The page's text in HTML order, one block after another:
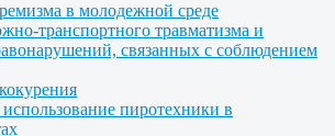
в молодежной среде
транспортного травматизма и
связанных с соблюдением
использование пиротехники в